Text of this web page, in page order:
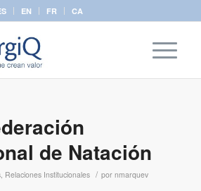
EN FR CA
de Natación
, Relaciones Institucionales / por nmarquev